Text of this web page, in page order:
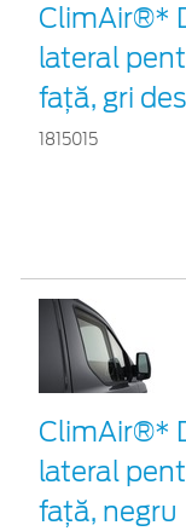
ClimAir®*
lateral
faţă, gri
1815015
ClimAir®*
lateral
faţă, negru